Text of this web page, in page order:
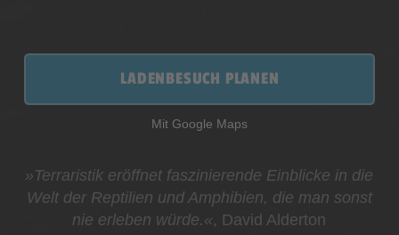
LADENBESUCH PLANEN
Mit Google Maps
»Terraristik eröffnet faszinierende Einblicke in die
Welt der Reptilien und Amphibien, die man sonst
nie erleben würde.«, David Alderton